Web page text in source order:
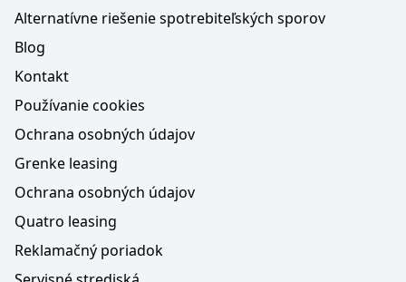
Alternatívne riešenie spotrebiteľských sporov
Blog
Kontakt
Používanie cookies
Ochrana osobných údajov
Grenke leasing
Ochrana osobných údajov
Quatro leasing
Reklamačný poriadok